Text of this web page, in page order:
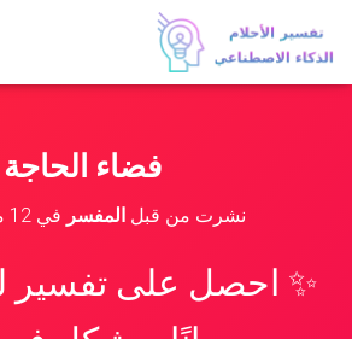
فضاء الحاجة
نشرت من قبلالمفسر في12 مايو، 2023
✨ احصل على تفسير